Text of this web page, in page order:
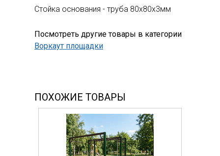
Стойка основания - труба 80х80х3мм
Посмотреть другие товары в категории
Воркаут площадки
ПОХОЖИЕ ТОВАРЫ